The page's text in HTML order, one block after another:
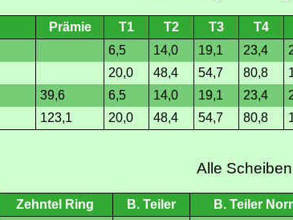
Prämie T1 T2 T3 T4
6,5 14,0 19,1 23,4
20,0 48,4 54,7 80,8
39,6 6,5 14,0 19,1 23,4
123,1 20,0 48,4 54,7 80,8
Alle Scheiben
Zehntel Ring B. Teiler B. Teiler